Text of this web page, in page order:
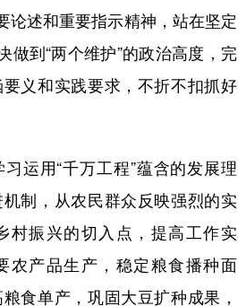
论述和重要指示精神，站在坚定
做到“两个维护”的政治高度，完
义和实践要求，不折不扣抓好
用“千万工程”蕴含的发展理
制，从农民群众反映强烈的实
村振兴的切入点，提高工作实
农产品生产，稳定粮食播种面
食单产，巩固大豆扩种成果，